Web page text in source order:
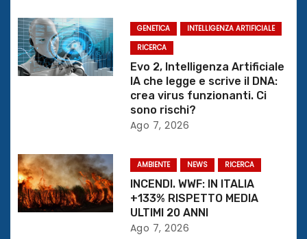
e
a
c
o
GENETICA
INTELLIGENZA ARTIFICIALE
RICERCA
Evo 2, Intelligenza Artificiale
IA che legge e scrive il DNA:
crea virus funzionanti. Ci
sono rischi?
Ago 7, 2026
AMBIENTE NEWS RICERCA
INCENDI. WWF: IN ITALIA
+133% RISPETTO MEDIA
ULTIMI 20 ANNI
Ago 7, 2026